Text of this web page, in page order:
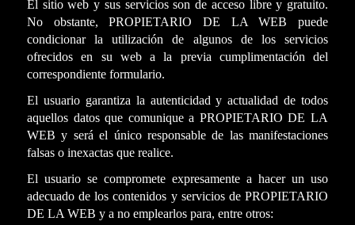
El sitio web y sus servicios son de acceso libre y gratuito.
No obstante, PROPIETARIO DE LA WEB puede
condicionar la utilización de algunos de los servicios
ofrecidos en su web a la previa cumplimentación del
correspondiente formulario.
El usuario garantiza la autenticidad y actualidad de todos
aquellos datos que comunique a PROPIETARIO DE LA
WEB y será el único responsable de las manifestaciones
falsas o inexactas que realice.
El usuario se compromete expresamente a hacer un uso
adecuado de los contenidos y servicios de PROPIETARIO
DE LA WEB y a no emplearlos para, entre otros: